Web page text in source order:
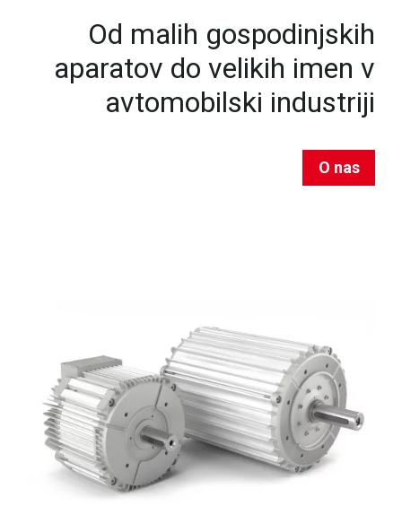
Od malih gospodinjskih
aparatov do velikih imen v
avtomobilski industriji
O nas